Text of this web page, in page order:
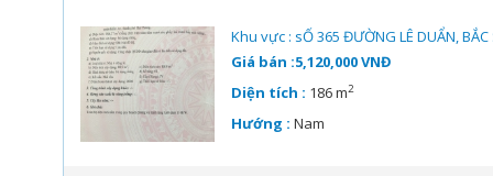
Khu vực : sỐ 365 ĐƯỜNG LÊ DUẨN, BẮC
Giá bán :5,120,000 VNĐ
Diện tích : 186 m2
Hướng : Nam